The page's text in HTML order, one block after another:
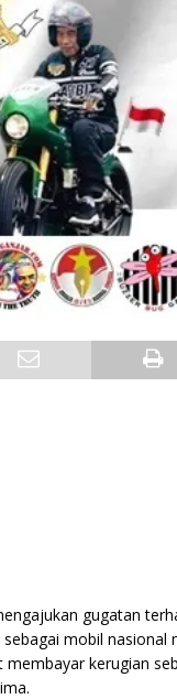
MENTAN
KAB.OKI!?” DAERAH/
gugatan
mobil nasional
kerugian